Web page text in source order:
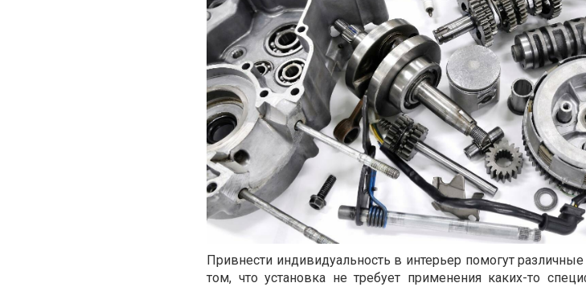
Привнести индивидуальность в интерьер помогут
том, что установка не требует применения каких-то